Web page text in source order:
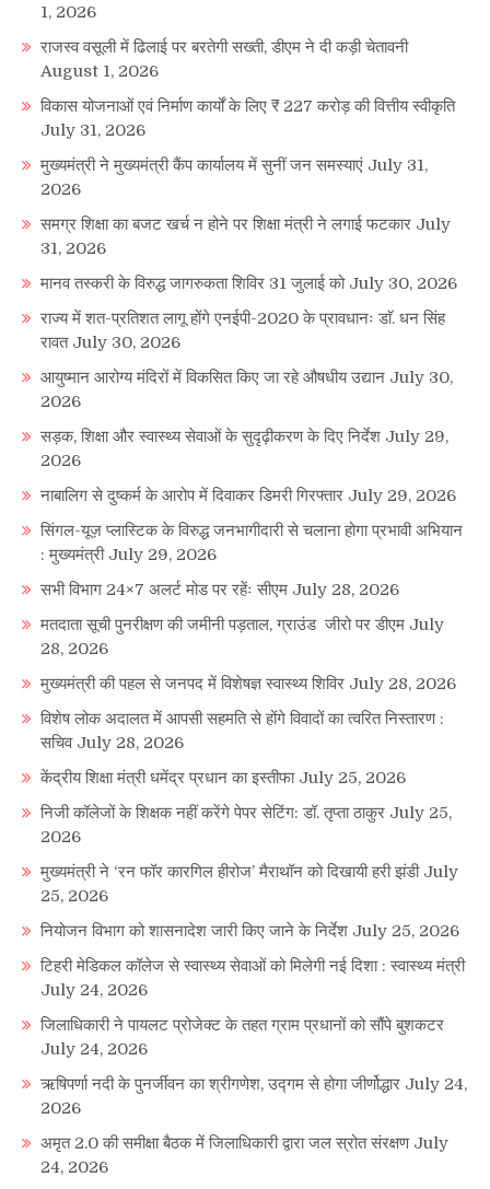
1, 2026
राजस्व वसूली में ढिलाई पर बरतेगी सख्ती, डीएम ने दी कड़ी चेतावनी
August 1, 2026
विकास योजनाओं एवं निर्माण कार्यों के लिए ₹ 227 करोड़ की वित्तीय स्वीकृति
July 31, 2026
मुख्यमंत्री ने मुख्यमंत्री कैंप कार्यालय में सुनीं जन समस्याएं July 31,
2026
समग्र शिक्षा का बजट खर्च न होने पर शिक्षा मंत्री ने लगाई फटकार July
31, 2026
मानव तस्करी के विरुद्ध जागरुकता शिविर 31 जुलाई को July 30, 2026
राज्य में शत-प्रतिशत लागू होंगे एनईपी-2020 के प्रावधानः डाॅ. धन सिंह
रावत July 30, 2026
आयुष्मान आरोग्य मंदिरों में विकसित किए जा रहे औषधीय उद्यान July 30,
2026
सड़क, शिक्षा और स्वास्थ्य सेवाओं के सुदृढ़ीकरण के दिए निर्देश July 29,
2026
नाबालिग से दुष्कर्म के आरोप में दिवाकर डिमरी गिरफ्तार July 29, 2026
सिंगल-यूज़ प्लास्टिक के विरुद्ध जनभागीदारी से चलाना होगा प्रभावी अभियान
: मुख्यमंत्री July 29, 2026
सभी विभाग 24×7 अलर्ट मोड पर रहेंः सीएम July 28, 2026
मतदाता सूची पुनरीक्षण की जमीनी पड़ताल, ग्राउंड जीरो पर डीएम July
28, 2026
मुख्यमंत्री की पहल से जनपद में विशेषज्ञ स्वास्थ्य शिविर July 28, 2026
विशेष लोक अदालत में आपसी सहमति से होंगे विवादों का त्वरित निस्तारण :
सचिव July 28, 2026
केंद्रीय शिक्षा मंत्री धमेंद्र प्रधान का इस्तीफा July 25, 2026
निजी कॉलेजों के शिक्षक नहीं करेंगे पेपर सेटिंग: डॉ. तृप्ता ठाकुर July 25,
2026
मुख्यमंत्री ने ‘रन फॉर कारगिल हीरोज’ मैराथॉन को दिखायी हरी झंडी July
25, 2026
नियोजन विभाग को शासनादेश जारी किए जाने के निर्देश July 25, 2026
टिहरी मेडिकल कॉलेज से स्वास्थ्य सेवाओं को मिलेगी नई दिशा : स्वास्थ्य मंत्री
July 24, 2026
जिलाधिकारी ने पायलट प्रोजेक्ट के तहत ग्राम प्रधानों को सौंपे बुशकटर
July 24, 2026
ऋषिपर्णा नदी के पुनर्जीवन का श्रीगणेश, उद्गम से होगा जीर्णोद्धार July 24,
2026
अमृत 2.0 की समीक्षा बैठक में जिलाधिकारी द्वारा जल स्रोत संरक्षण July
24, 2026